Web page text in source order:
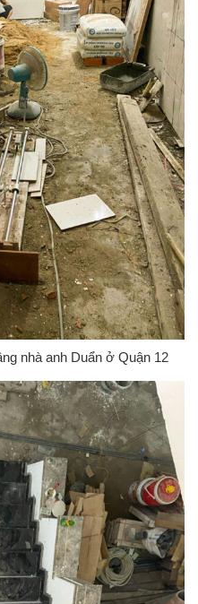
nhà anh Duẩn ở Quận 12